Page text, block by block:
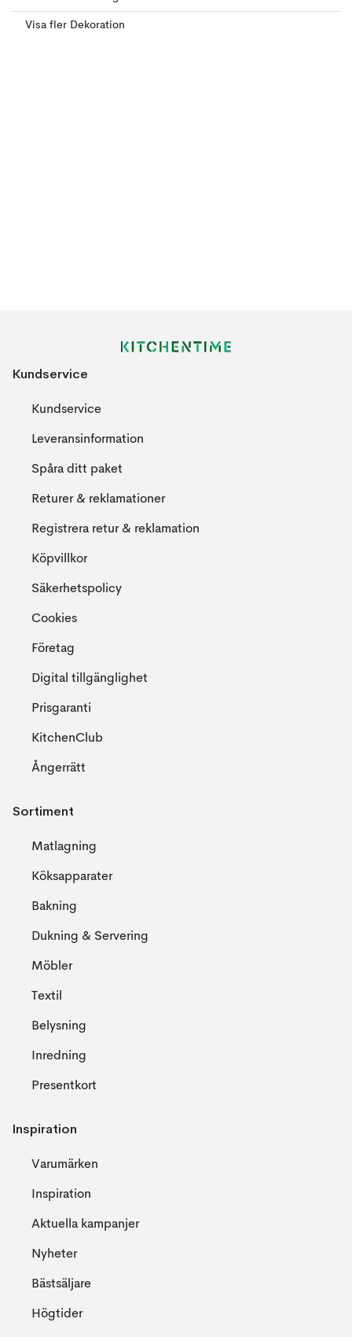
Visa fler Dekoration
Kundservice
Kundservice
Leveransinformation
Spåra ditt paket
Returer & reklamationer
Registrera retur & reklamation
Köpvillkor
Säkerhetspolicy
Cookies
Företag
Digital tillgänglighet
Prisgaranti
KitchenClub
Ångerrätt
Sortiment
Matlagning
Köksapparater
Bakning
Dukning & Servering
Möbler
Textil
Belysning
Inredning
Presentkort
Inspiration
Varumärken
Inspiration
Aktuella kampanjer
Nyheter
Bästsäljare
Högtider